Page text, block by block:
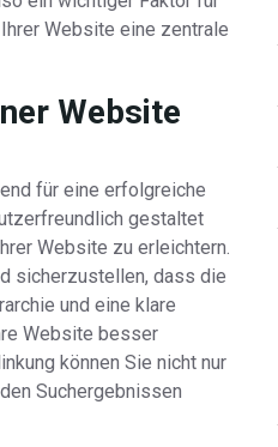
Website eine zentrale
Website
für eine erfolgreiche
gestaltet
Website zu erleichtern.
sicherzustellen, dass die
und eine klare
Website besser
können Sie nicht nur
Suchergebnissen